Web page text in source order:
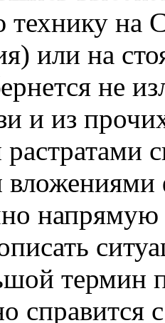
технику на
или на
не
и из
напрямую
термин